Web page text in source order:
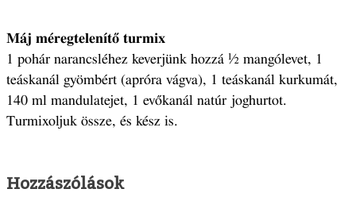
Máj méregtelenítő turmix
1 pohár narancsléhez keverjünk hozzá ½ mangólevet, 1
teáskanál gyömbért (apróra vágva), 1 teáskanál kurkumát,
140 ml mandulatejet, 1 evőkanál natúr joghurtot.
Turmixoljuk össze, és kész is.
Hozzászólások